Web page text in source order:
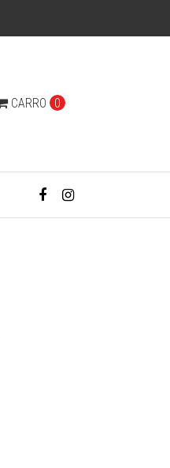
CARRO 0